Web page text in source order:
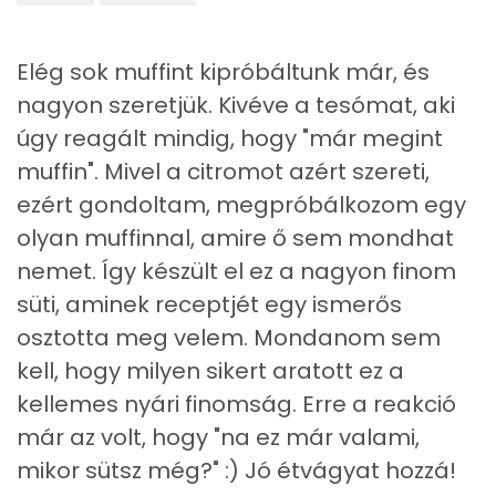
Foszfor
255 mg
Nátrium
151 mg
Réz
0 mg
Mangán
0 mg
Szénhidrát
Összesen
77.2 g
Élelmi rost
3 mg
Elég sok muffint kipróbáltunk már, és
nagyon szeretjük. Kivéve a tesómat, aki
úgy reagált mindig, hogy "már megint
muffin". Mivel a citromot azért szereti,
ezért gondoltam, megpróbálkozom egy
olyan muffinnal, amire ő sem mondhat
nemet. Így készült el ez a nagyon finom
süti, aminek receptjét egy ismerős
osztotta meg velem. Mondanom sem
kell, hogy milyen sikert aratott ez a
kellemes nyári finomság. Erre a reakció
már az volt, hogy "na ez már valami,
mikor sütsz még?" :) Jó étvágyat hozzá!